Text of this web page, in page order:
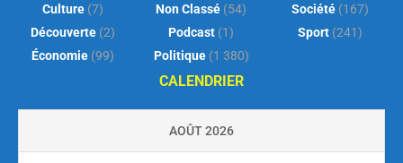
Culture (7)
Découverte (2)
Économie (99)
Non Classé (54)
Podcast (1)
Politique(1 380)
Société(167)
Sport(241)
CALENDRIER
AOÛT 2026